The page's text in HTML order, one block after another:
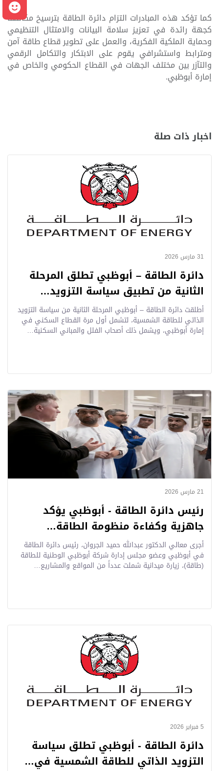
كما تؤكد هذه المبادرات التزام دائرة الطاقة بترسيخ مكانتها
كجهة رائدة في تعزيز سلامة البيانات والامتثال التنظيمي
وحماية الملكية الفكرية، والعمل على تطوير قطاع طاقة آمن
ومترابط واستشرافي يقوم على الابتكار والتكامل الرقمي
والتآزر بين مختلف الجهات في القطاع الحكومي والخاص في
إمارة أبوظبي.
اخبار ذات صلة
31 مارس 2026
دائرة الطاقة – أبوظبي تطلق المرحلة
الثانية من تطبيق سياسة التزويد…
أطلقت دائرة الطاقة – أبوظبي المرحلة الثانية من سياسة التزويد
الذاتي للطاقة الشمسية، لتشمل أول مرة القطاع السكني في
إمارة أبوظبي، ويشمل ذلك أصحاب الفلل والمباني السكنية…
21 مارس 2026
رئيس دائرة الطاقة - أبوظبي يؤكد
جاهزية وكفاءة منظومة الطاقة…
أجرى معالي الدكتور عبدالله حميد الجروان، رئيس دائرة الطاقة
في أبوظبي وعضو مجلس إدارة شركة أبوظبي الوطنية للطاقة
(طاقة)، زيارة ميدانية شملت عدداً من المواقع والمشاريع…
5 فبراير 2026
دائرة الطاقة - أبوظبي تطلق سياسة
التزويد الذاتي للطاقة الشمسية في…